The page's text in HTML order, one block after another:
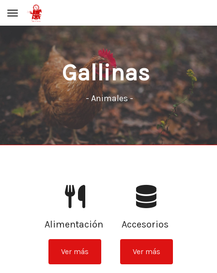
Toggle navigation
Gallinas
- Animales -
Alimentación
Ver más
Accesorios
Ver más